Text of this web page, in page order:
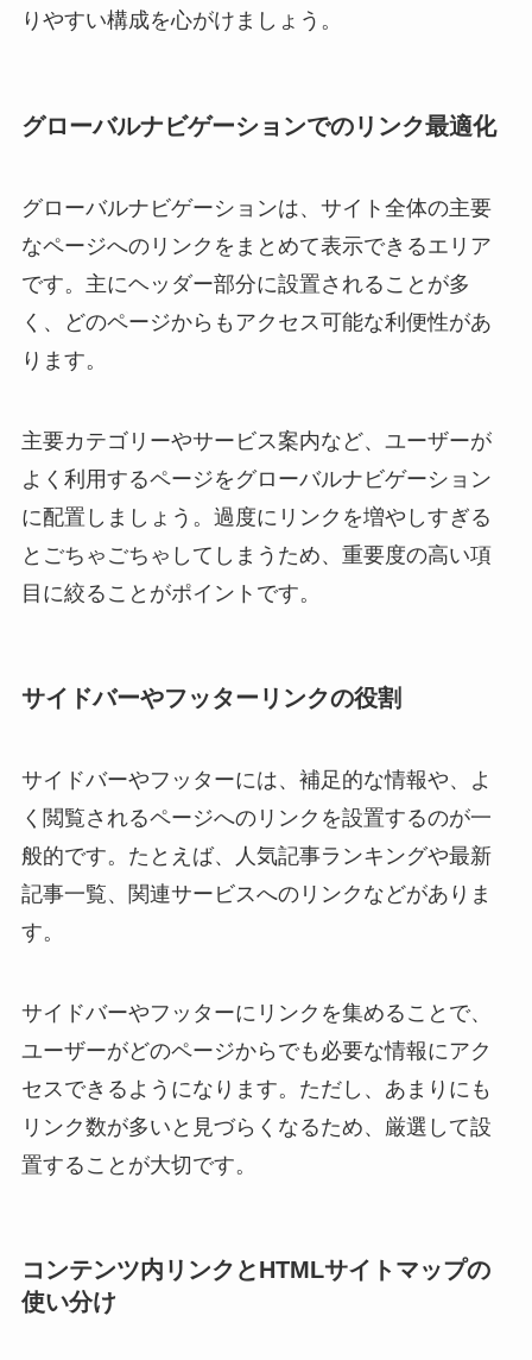
りやすい構成を心がけましょう。
グローバルナビゲーションでのリンク最適化
グローバルナビゲーションは、サイト全体の主要
なページへのリンクをまとめて表示できるエリア
です。主にヘッダー部分に設置されることが多
く、どのページからもアクセス可能な利便性があ
ります。
主要カテゴリーやサービス案内など、ユーザーが
よく利用するページをグローバルナビゲーション
に配置しましょう。過度にリンクを増やしすぎる
とごちゃごちゃしてしまうため、重要度の高い項
目に絞ることがポイントです。
サイドバーやフッターリンクの役割
サイドバーやフッターには、補足的な情報や、よ
く閲覧されるページへのリンクを設置するのが一
般的です。たとえば、人気記事ランキングや最新
記事一覧、関連サービスへのリンクなどがありま
す。
サイドバーやフッターにリンクを集めることで、
ユーザーがどのページからでも必要な情報にアク
セスできるようになります。ただし、あまりにも
リンク数が多いと見づらくなるため、厳選して設
置することが大切です。
コンテンツ内リンクとHTMLサイトマップの
使い分け